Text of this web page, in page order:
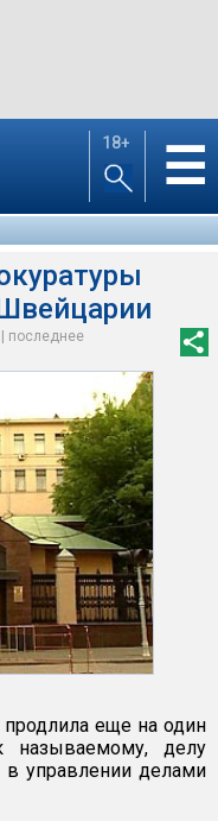
18+ ☰
| последнее
продлила еще на один
называемому, делу
в управлении делами